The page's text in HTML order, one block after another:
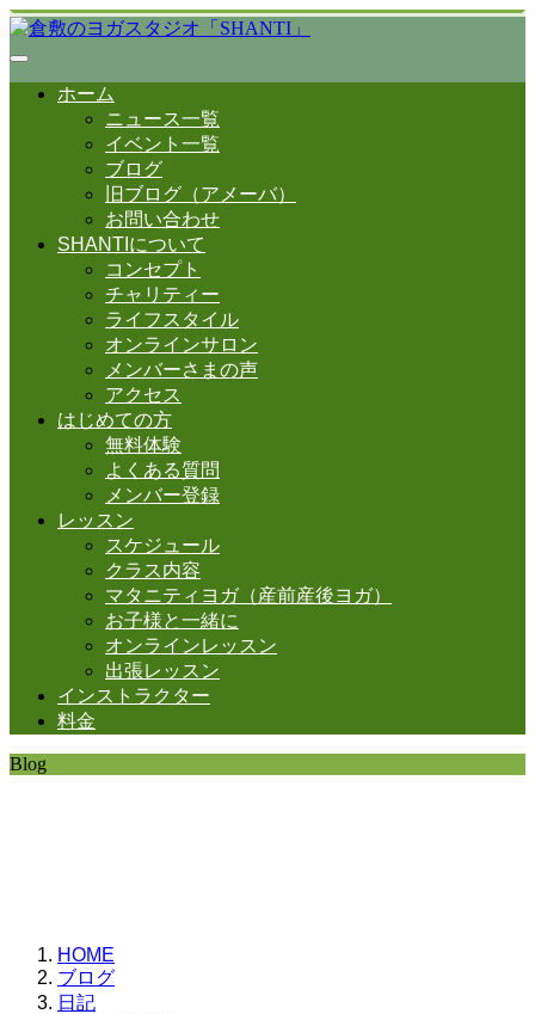
ホーム
ニュース一覧
イベント一覧
ブログ
旧ブログ（アメーバ）
お問い合わせ
SHANTIについて
コンセプト
チャリティー
ライフスタイル
オンラインサロン
メンバーさまの声
アクセス
はじめての方
無料体験
よくある質問
メンバー登録
レッスン
スケジュール
クラス内容
マタニティヨガ（産前産後ヨガ）
お子様と一緒に
オンラインレッスン
出張レッスン
インストラクター
料金
Blog
HOME
ブログ
日記